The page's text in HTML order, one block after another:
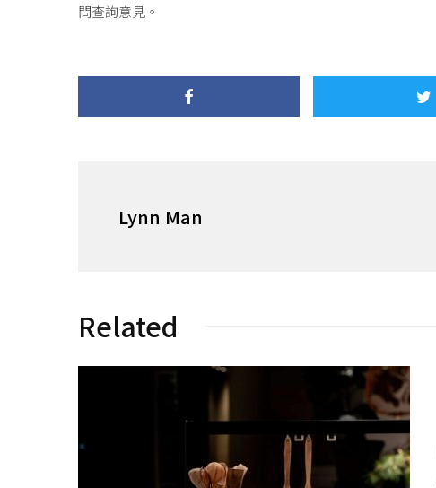
問查詢意見。
Lynn Man
Related